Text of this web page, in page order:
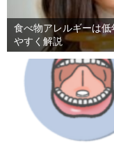
食べ物アレルギーは
やすく解説